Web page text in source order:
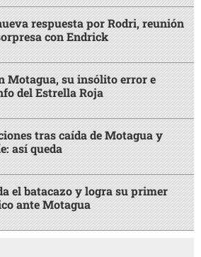
respuesta por Rodri, reunión
con Endrick
Motagua, su insólito error e
del Estrella Roja
tras caída de Motagua y
así queda
el batacazo y logra su primer
ante Motagua